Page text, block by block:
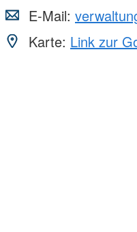
E-Mail:
Karte: Link zur